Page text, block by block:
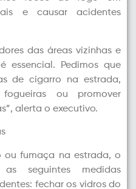
e causar acidentes
das áreas vizinhas e
essencial. Pedimos que
de cigarro na estrada,
ou promover
alerta o executivo.
ou fumaça na estrada, o
seguintes medidas
fechar os vidros do